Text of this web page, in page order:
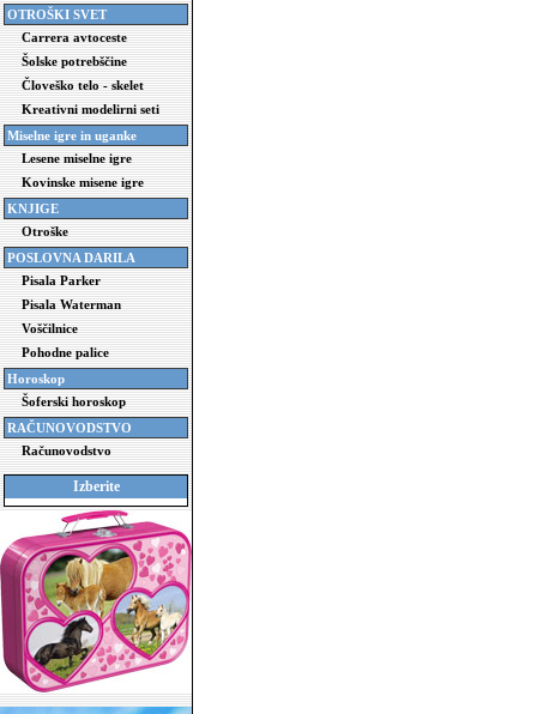
OTROŠKI SVET
Carrera avtoceste
Šolske potrebščine
Človeško telo - skelet
Kreativni modelirni seti
Miselne igre in uganke
Lesene miselne igre
Kovinske misene igre
KNJIGE
Otroške
POSLOVNA DARILA
Pisala Parker
Pisala Waterman
Voščilnice
Pohodne palice
Horoskop
Šoferski horoskop
RAČUNOVODSTVO
Računovodstvo
Izberite